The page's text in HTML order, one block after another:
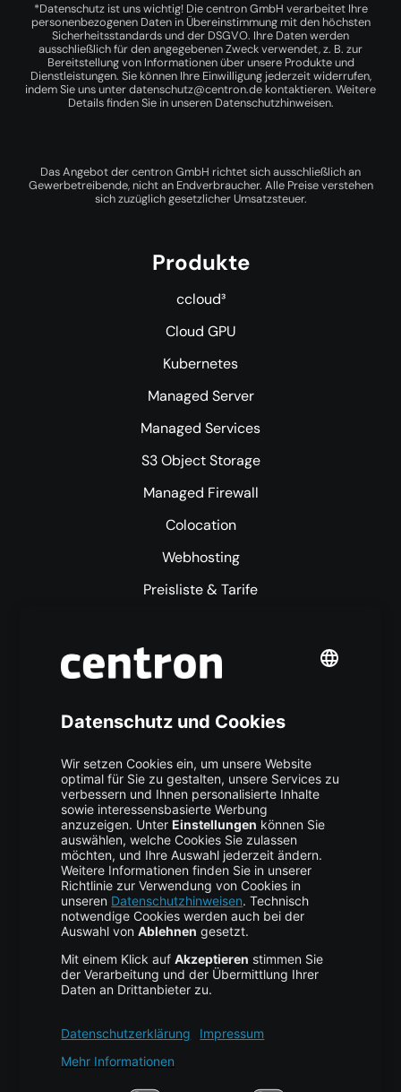
*Datenschutz ist uns wichtig! Die centron GmbH verarbeitet Ihre
personenbezogenen Daten in Übereinstimmung mit den höchsten
Sicherheitsstandards und der DSGVO. Ihre Daten werden
ausschließlich für den angegebenen Zweck verwendet, z. B. zur
Bereitstellung von Informationen über unsere Produkte und
Dienstleistungen. Sie können Ihre Einwilligung jederzeit widerrufen,
indem Sie uns unterdatenschutz@centron.de kontaktieren. Weitere
Details finden Sie in unseren Datenschutzhinweisen.
Das Angebot der centron GmbH richtet sich ausschließlich an
Gewerbetreibende, nicht an Endverbraucher. Alle Preise verstehen
sich zuzüglich gesetzlicher Umsatzsteuer.
Produkte
ccloud³
Cloud GPU
Kubernetes
Managed Server
Managed Services
S3 Object Storage
Managed Firewall
Colocation
Webhosting
Preisliste & Tarife
Mehr centron
High Availability
Trust Center
Data Recovery
Backup Service
Business Hosting
Cloud Storage
Cloud Anbieter
Leitfaden & Übersicht